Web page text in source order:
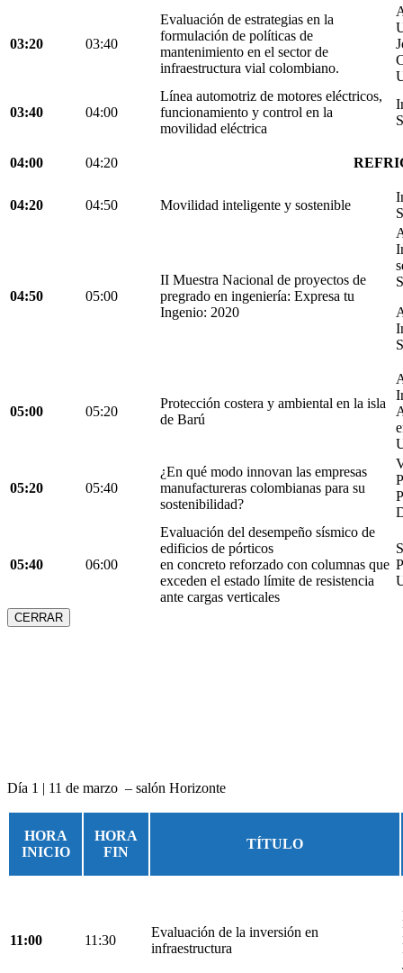
03:20 03:40
Evaluación de estrategias en la
formulación de políticas de
mantenimiento en el sector de
infraestructura vial colombiano.
03:40 04:00
Línea automotriz de motores eléctricos,
funcionamiento y control en la
movilidad eléctrica
04:00 04:20
04:20 04:50 Movilidad inteligente y sostenible
04:50 05:00
II Muestra Nacional de proyectos de
pregrado en ingeniería: Expresa tu
Ingenio: 2020
05:00 05:20
Protección costera y ambiental en la isla
de Barú
05:20 05:40
¿En qué modo innovan las empresas
manufactureras colombianas para su
sostenibilidad?
05:40 06:00
Evaluación del desempeño sísmico de
edificios de pórticos
en concreto reforzado con columnas que
exceden el estado límite de resistencia
ante cargas verticales
CERRAR
Día 1 | 11 de marzo – salón Horizonte
HORA
INICIO
HORA
FIN
TÍTULO
11:00 11:30
Evaluación de la inversión en
infraestructura